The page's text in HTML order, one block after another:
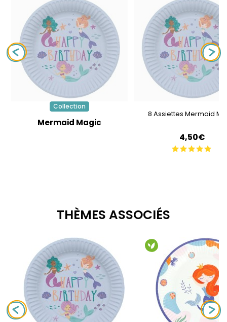
Collection
Mermaid Magic
8 Assiettes Mermaid
4,50€
THÈMES ASSOCIÉS